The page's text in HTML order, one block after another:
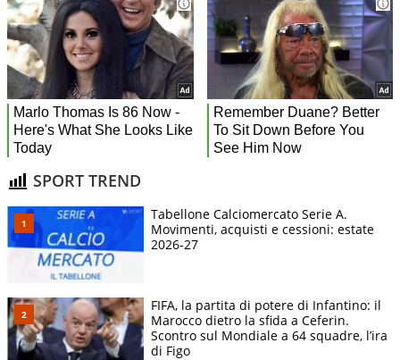
SPORT TREND
Tabellone Calciomercato Serie A.
Movimenti, acquisti e cessioni: estate
2026-27
FIFA, la partita di potere di Infantino: il
Marocco dietro la sfida a Ceferin.
Scontro sul Mondiale a 64 squadre, l’ira
di Figo